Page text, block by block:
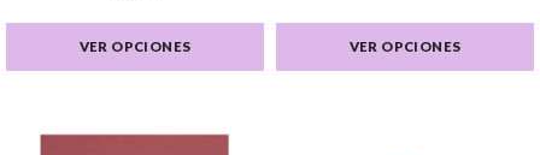
VER OPCIONES VER OPCIONES